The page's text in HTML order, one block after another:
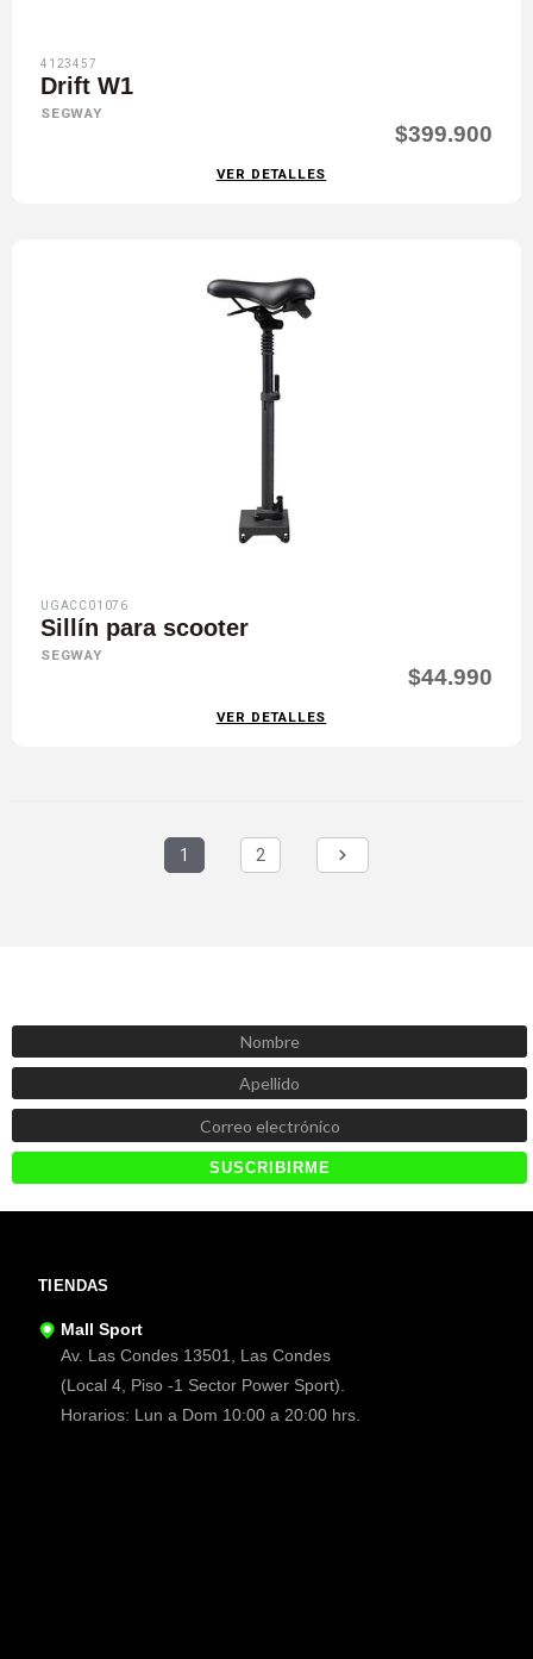
4123457
Drift W1
SEGWAY
$399.900
VER DETALLES
UGACC01076
Sillín para scooter
SEGWAY
$44.990
VER DETALLES
1 2
TIENDAS
Mall Sport
Av. Las Condes 13501, Las Condes
(Local 4, Piso -1 Sector Power Sport).
Horarios: Lun a Dom 10:00 a 20:00 hrs.